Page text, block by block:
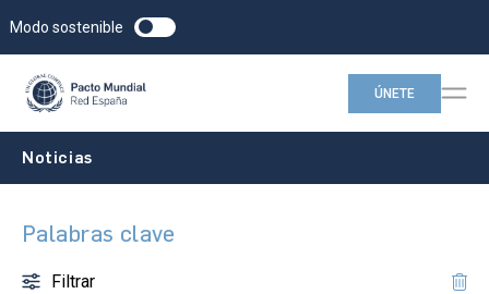
Modo sostenible
ÚNETE
Noticias
Palabras clave
Filtrar